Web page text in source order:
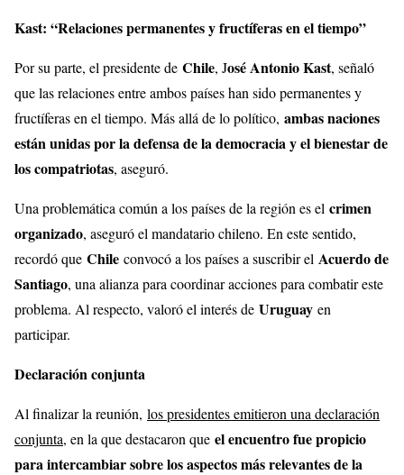
Kast: “Relaciones permanentes y fructíferas en el tiempo”
Por su parte, el presidente de Chile, José Antonio Kast, señaló
que las relaciones entre ambos países han sido permanentes y
fructíferas en el tiempo. Más allá de lo político, ambas naciones
están unidas por la defensa de la democracia y el bienestar de
los compatriotas, aseguró.
Una problemática común a los países de la región es el crimen
organizado, aseguró el mandatario chileno. En este sentido,
recordó que Chile convocó a los países a suscribir el Acuerdo de
Santiago, una alianza para coordinar acciones para combatir este
problema. Al respecto, valoró el interés de Uruguay en
participar.
Declaración conjunta
Al finalizar la reunión, los presidentes emitieron una declaración
conjunta, en la que destacaron que el encuentro fue propicio
para intercambiar sobre los aspectos más relevantes de la